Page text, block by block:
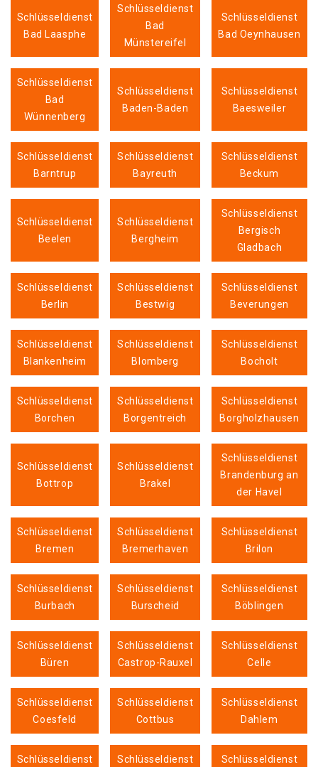
Schlüsseldienst
Bad Laasphe
Schlüsseldienst
Bad
Münstereifel
Schlüsseldienst
Bad Oeynhausen
Schlüsseldienst
Bad
Wünnenberg
Schlüsseldienst
Baden-Baden
Schlüsseldienst
Baesweiler
Schlüsseldienst
Barntrup
Schlüsseldienst
Bayreuth
Schlüsseldienst
Beckum
Schlüsseldienst
Beelen
Schlüsseldienst
Bergheim
Schlüsseldienst
Bergisch
Gladbach
Schlüsseldienst
Berlin
Schlüsseldienst
Bestwig
Schlüsseldienst
Beverungen
Schlüsseldienst
Blankenheim
Schlüsseldienst
Blomberg
Schlüsseldienst
Bocholt
Schlüsseldienst
Borchen
Schlüsseldienst
Borgentreich
Schlüsseldienst
Borgholzhausen
Schlüsseldienst
Bottrop
Schlüsseldienst
Brakel
Schlüsseldienst
Brandenburg an
der Havel
Schlüsseldienst
Bremen
Schlüsseldienst
Bremerhaven
Schlüsseldienst
Brilon
Schlüsseldienst
Burbach
Schlüsseldienst
Burscheid
Schlüsseldienst
Böblingen
Schlüsseldienst
Büren
Schlüsseldienst
Castrop-Rauxel
Schlüsseldienst
Celle
Schlüsseldienst
Coesfeld
Schlüsseldienst
Cottbus
Schlüsseldienst
Dahlem
Schlüsseldienst
Schlüsseldienst
Schlüsseldienst